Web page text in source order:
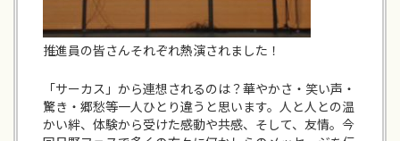
推進員の皆さんそれぞれ熱演されました！
「サーカス」から連想されるのは？華やかさ・笑い声・
驚き・郷愁等一人ひとり違うと思います。人と人との温
かい絆、体験から受けた感動や共感、そして、友情。今